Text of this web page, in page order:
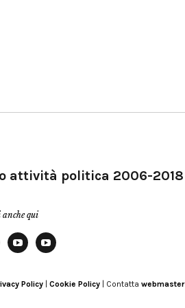
attività politica 2006-2018
qui
Modena
Policy Cookie Policy | Contatta webmaster